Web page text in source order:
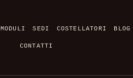
MODULI SEDI COSTELLATORI BLOG
CONTATTI